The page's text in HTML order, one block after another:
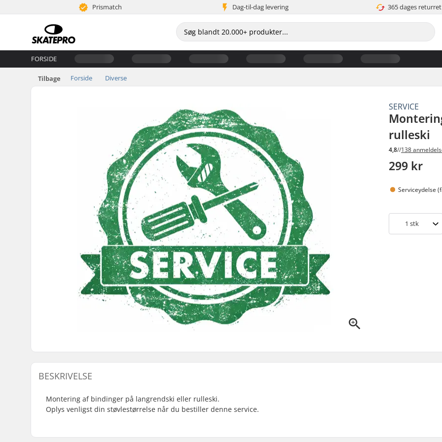
Prismatch Dag-til-dag levering 365 dages returret
FORSIDE
Tilbage Forside Diverse
SERVICE
rulleski
4,8//138
299 kr
Serviceydelse
1 stk
BESKRIVELSE
Montering af bindinger på langrendski eller rulleski.
Oplys venligst din støvlestørrelse når du bestiller denne service.